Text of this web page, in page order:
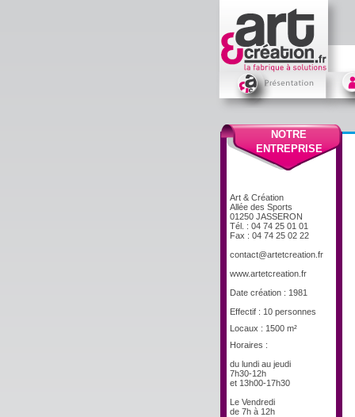
NOTRE
ENTREPRISE
Art & Création
Allée des Sports
01250 JASSERON
Tél. : 04 74 25 01 01
Fax : 04 74 25 02 22
contact@artetcreation.fr
www.artetcreation.fr
Date création : 1981
Effectif : 10 personnes
Locaux : 1500 m²
Horaires :
du lundi au jeudi
7h30-12h
et 13h00-17h30
Le Vendredi
de 7h à 12h